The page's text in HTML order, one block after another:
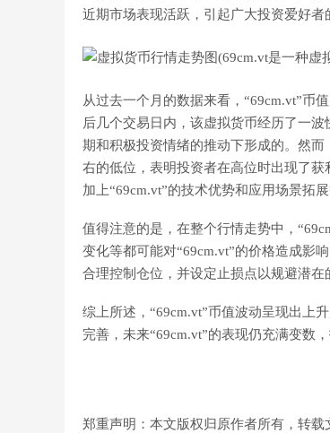
近期市场表现活跃，引起广大投资爱好者
从过去一个月的数据来看，“69cm.vt”币
后几个交易日内，该虚拟货币经历了一
期和积极投资情绪的推动下形成的。然
右的低位，表明投资者在高位时出现了
加上“69cm.vt”的技术优势和应用场景拓
值得注意的是，在整个行情走势中，
变化等都可能对“69cm.vt”的价格造成影
合理控制仓位，并设定止损点以规避潜在
综上所述，“69cm.vt”币值波动呈现出上
完善，未来“69cm.vt”的表现仍充满变数
郑重声明：本文版权归原作者所有，转